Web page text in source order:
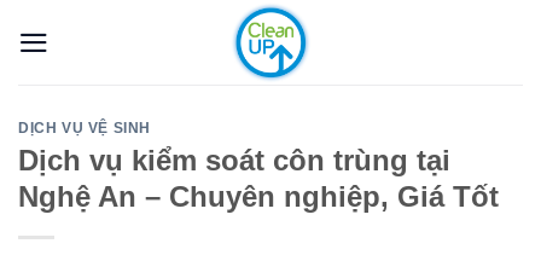
qua
DỊCH VỤ VỆ SINH
Dịch vụ kiểm soát côn trùng tại
Nghệ An – Chuyên nghiệp, Giá Tốt